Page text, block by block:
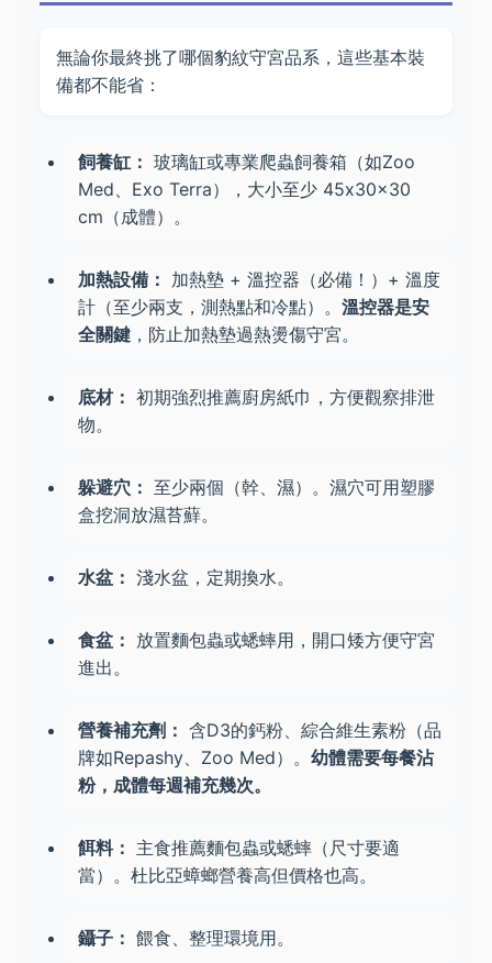
無論你最終挑了哪個豹紋守宮品系，這些基本裝
備都不能省：
飼養缸： 玻璃缸或專業爬蟲飼養箱（如Zoo
Med、Exo Terra），大小至少 45x30x30
cm（成體）。
加熱設備： 加熱墊 + 溫控器（必備！）+ 溫度
計（至少兩支，測熱點和冷點）。 溫控器是安
全關鍵 ，防止加熱墊過熱燙傷守宮。
底材： 初期強烈推薦廚房紙巾，方便觀察排泄
物。
躲避穴： 至少兩個（幹、濕）。濕穴可用塑膠
盒挖洞放濕苔蘚。
水盆： 淺水盆，定期換水。
食盆： 放置麵包蟲或蟋蟀用，開口矮方便守宮
進出。
營養補充劑： 含D3的鈣粉、綜合維生素粉（品
牌如Repashy、Zoo Med）。 幼體需要每餐沾
粉，成體每週補充幾次。
餌料： 主食推薦麵包蟲或蟋蟀（尺寸要適
當）。杜比亞蟑螂營養高但價格也高。
鑷子： 餵食、整理環境用。